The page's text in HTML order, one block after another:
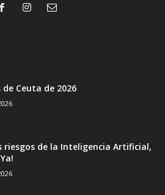
de Ceuta de 2026
riesgos de la Inteligencia Artificial,